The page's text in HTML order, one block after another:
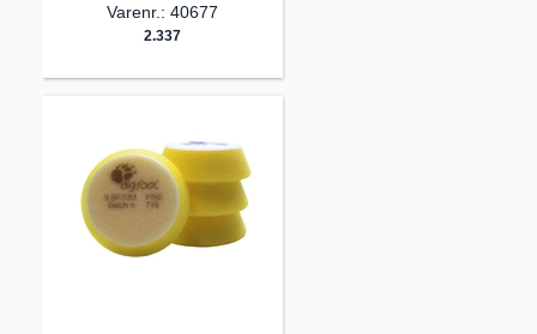
Varenr.: 40677
2.337